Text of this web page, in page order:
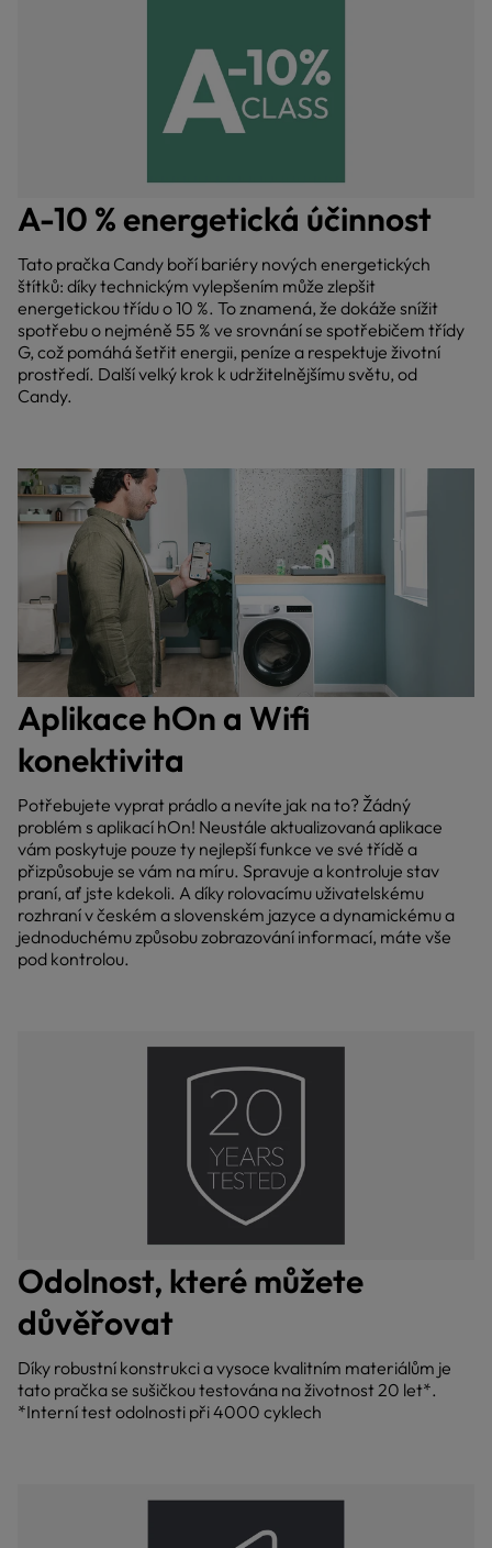
A-10 % energetická účinnost
Tato pračka Candy boří bariéry nových energetických
štítků: díky technickým vylepšením může zlepšit
energetickou třídu o 10 %. To znamená, že dokáže snížit
spotřebu o nejméně 55 % ve srovnání se spotřebičem třídy
G, což pomáhá šetřit energii, peníze a respektuje životní
prostředí. Další velký krok k udržitelnějšímu světu, od
Candy.
Aplikace hOn a Wifi
konektivita
Potřebujete vyprat prádlo a nevíte jak na to? Žádný
problém s aplikací hOn! Neustále aktualizovaná aplikace
vám poskytuje pouze ty nejlepší funkce ve své třídě a
přizpůsobuje se vám na míru. Spravuje a kontroluje stav
praní, ať jste kdekoli. A díky rolovacímu uživatelskému
rozhraní v českém a slovenském jazyce a dynamickému a
jednoduchému způsobu zobrazování informací, máte vše
pod kontrolou.
Odolnost, které můžete
důvěřovat
Díky robustní konstrukci a vysoce kvalitním materiálům je
tato pračka se sušičkou testována na životnost 20 let*.
*Interní test odolnosti při 4000 cyklech